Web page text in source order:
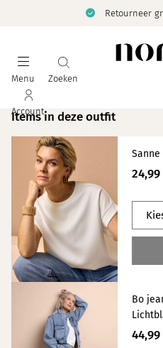
Retourneer
Menu Zoeken
Account
Items in deze outfit
24,99
Bo
44,99